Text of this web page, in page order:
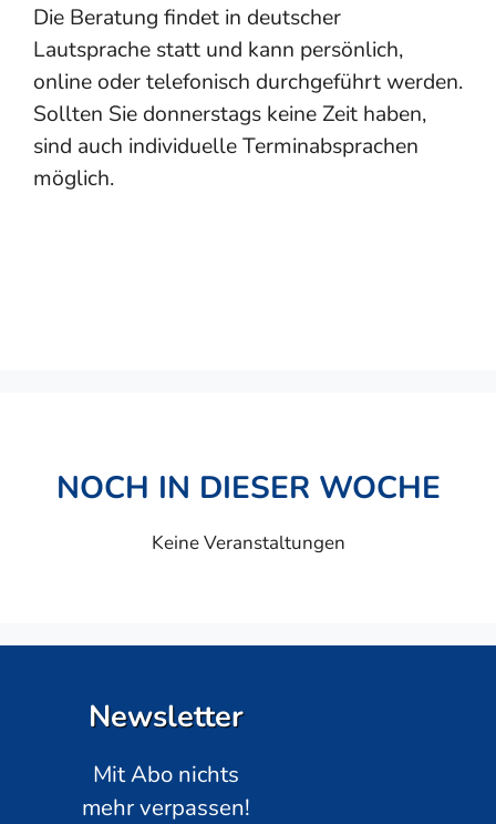
Die Beratung findet in deutscher
Lautsprache statt und kann persönlich,
online oder telefonisch durchgeführt werden.
Sollten Sie donnerstags keine Zeit haben,
sind auch individuelle Terminabsprachen
möglich.
NOCH IN DIESER WOCHE
Keine Veranstaltungen
Newsletter
Mit Abo nichts
mehr verpassen!